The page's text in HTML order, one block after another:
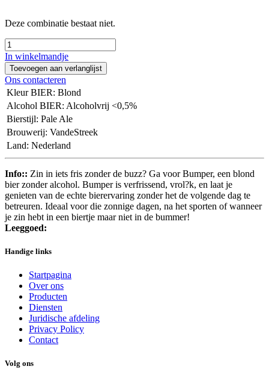
Deze combinatie bestaat niet.
In winkelmandje
Toevoegen aan verlanglijst
Ons contacteren
Kleur BIER: Blond
Alcohol BIER: Alcoholvrij <0,5%
Bierstijl: Pale Ale
Brouwerij: VandeStreek
Land: Nederland
Info:: Zin in iets fris zonder de buzz? Ga voor Bumper, een blond
bier zonder alcohol. Bumper is verfrissend, vrol?k, en laat je
genieten van de echte bierervaring zonder het de volgende dag te
betreuren. Ideaal voor die zonnige dagen, na het sporten of wanneer
je zin hebt in een biertje maar niet in de bummer!
Leeggoed:
Handige links
Startpagina
Over ons
Producten
Diensten
Juridische afdeling
Privacy Policy
Contact
Volg ons